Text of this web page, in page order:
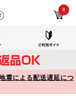
0
震による配送遅延につ